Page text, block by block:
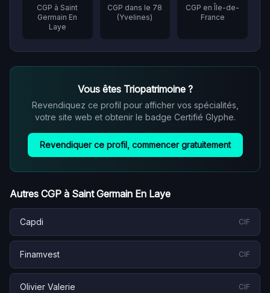
CGP à Saint
Germain En
Laye
CGP dans le 78
(Yvelines)
CGP en Île-de-
France
Vous êtes Triopatrimoine?
Revendiquez ce profil pour afficher vos spécialités,
votre site web et obtenir le badge Certifié Glyphe.
Revendiquer ce profil, commencer gratuitement
Autres CGP à Saint Germain En Laye
Capdi CIF
Finamvest CIF
Olivier Valerie CIF